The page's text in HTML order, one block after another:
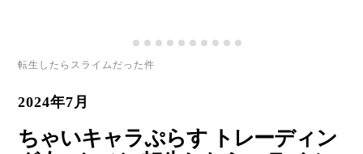
転生したらスライムだった件
2024年7月
ちゃいキャラぷらす トレーディン